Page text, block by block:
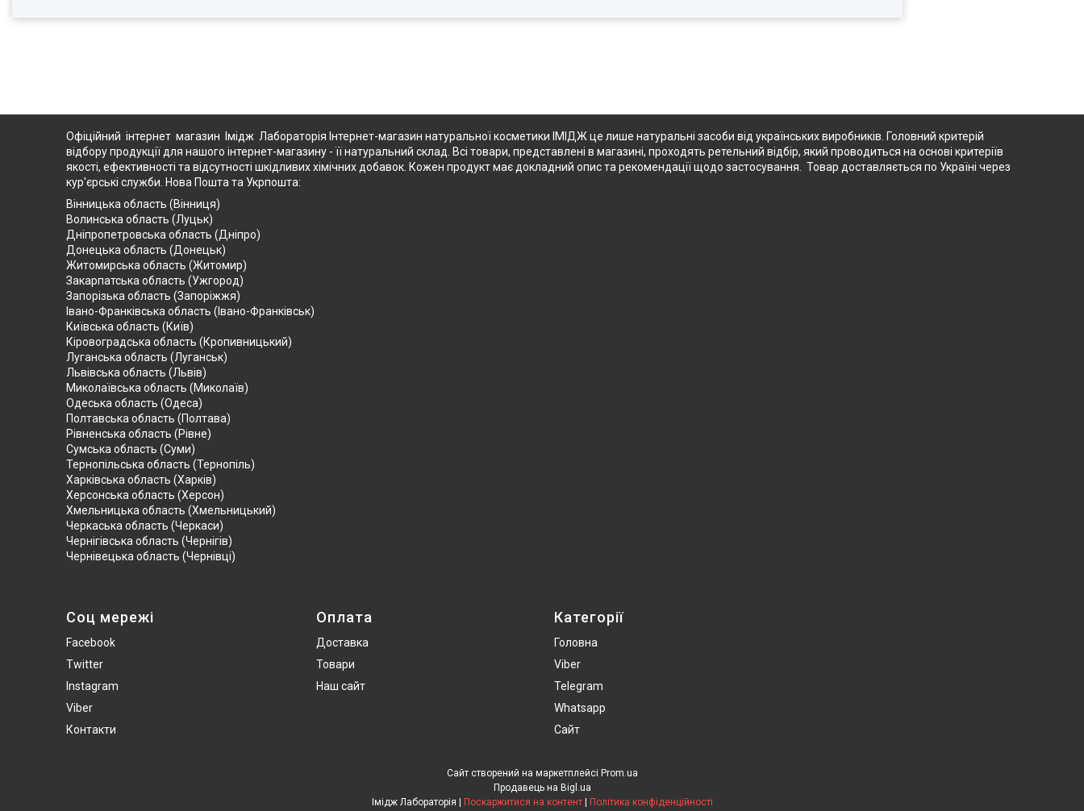
Офіційний інтернет магазин Імідж Лабораторія Інтернет-магазин натуральної косметики ІМІДЖ це лише натуральні засоби від українських виробників. Головний критерій
відбору продукції для нашого інтернет-магазину - її натуральний склад. Всі товари, представлені в магазині, проходять ретельний відбір, який проводиться на основі критеріїв
якості, ефективності та відсутності шкідливих хімічних добавок. Кожен продукт має докладний опис та рекомендації щодо застосування. Товар доставляється по Україні через
кур'єрські служби. Нова Пошта та Укрпошта:
Вінницька область (Вінниця)
Волинська область (Луцьк)
Дніпропетровська область (Дніпро)
Донецька область (Донецьк)
Житомирська область (Житомир)
Закарпатська область (Ужгород)
Запорізька область (Запоріжжя)
Івано-Франківська область (Івано-Франківськ)
Київська область (Київ)
Кіровоградська область (Кропивницький)
Луганська область (Луганськ)
Львівська область (Львів)
Миколаївська область (Миколаїв)
Одеська область (Одеса)
Полтавська область (Полтава)
Рівненська область (Рівне)
Сумська область (Суми)
Тернопільська область (Тернопіль)
Харківська область (Харків)
Херсонська область (Херсон)
Хмельницька область (Хмельницький)
Черкаська область (Черкаси)
Чернігівська область (Чернігів)
Чернівецька область (Чернівці)
Соц мережі
Facebook
Twitter
Instagram
Viber
Контакти
Оплата
Доставка
Товари
Наш сайт
Категорії
Головна
Viber
Telegram
Whatsapp
Сайт
Сайт створений на маркетплейсі Prom.ua
Продавець на Bigl.ua
Імідж Лабораторія | Поскаржитися на контент | Політика конфіденційності